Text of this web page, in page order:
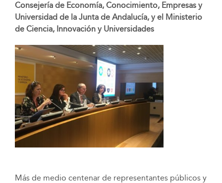
Consejería de Economía, Conocimiento, Empresas y
Universidad de la Junta de Andalucía, y el Ministerio
de Ciencia, Innovación y Universidades
Más de medio centenar de representantes públicos y